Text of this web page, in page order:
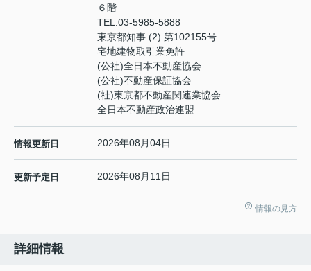
６階
TEL:03-5985-5888
東京都知事 (2) 第102155号
宅地建物取引業免許
(公社)全日本不動産協会
(公社)不動産保証協会
(社)東京都不動産関連業協会
全日本不動産政治連盟
情報更新日 2026年08月04日
更新予定日 2026年08月11日
情報の見方
詳細情報